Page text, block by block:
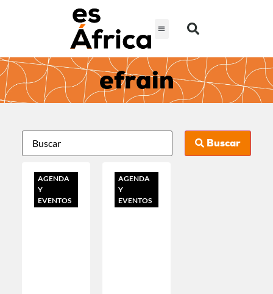
efrain
Buscar
AGENDA
Y
EVENTOS
AGENDA
Y
EVENTOS